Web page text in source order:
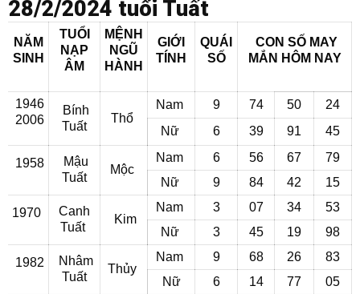
28/2/2024 tuổi Tuất
NĂM
SINH
TUỔI
NẠP
ÂM
MỆNH
NGŨ
HÀNH
GIỚI
TÍNH
QUÁI
SỐ
CON SỐ MAY
MẮN HÔM NAY
1946
2006
Bính
Tuất
Thổ
Nam 9 74 50
24
Nữ
6 39 91 45
1958
Mậu
Tuất
Mộc
Nam 6 56 67
79
Nữ
9 84 42 15
1970
Canh
Tuất
Kim
Nam 3 07 34
53
Nữ
3 45 19 98
1982
Nhâm
Tuất
Thủy
Nam 9 68 26
83
Nữ
6 14 77 05